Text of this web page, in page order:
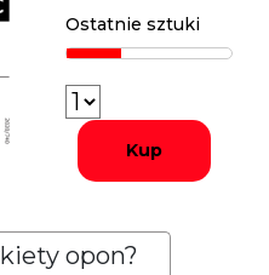
Ostatnie sztuki
Kup
opon?